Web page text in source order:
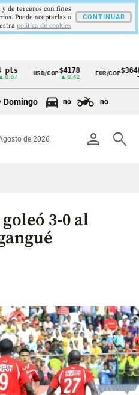
USD/COP$4178
▲ 0.42
EUR/COP$3648
Domingo no no
person search
de 2026
3-0 al
de terceros con fines
Puede aceptarlas o
politica de cookies
CONTINUAR